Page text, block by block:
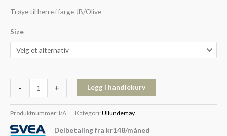
Trøye til herre i farge JB/Olive
Size
- + Legg i handlekurv
Produktnummer: I/A Kategori: Ullundertøy
Delbetaling fra kr148/måned